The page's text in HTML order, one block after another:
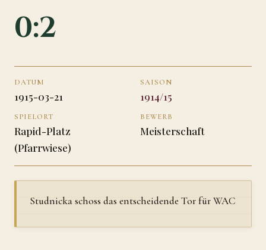
0:2
DATUM
1915-03-21
SAISON
1914/15
SPIELORT
Rapid-Platz
(Pfarrwiese)
BEWERB
Meisterschaft
Studnicka schoss das entscheidende Tor für WAC